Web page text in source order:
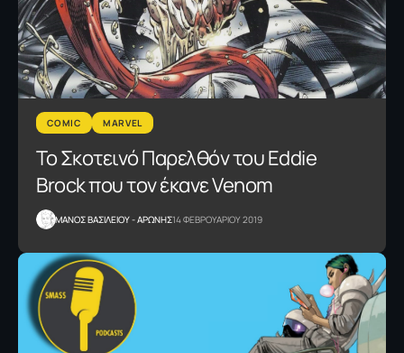
COMIC MARVEL
Το Σκοτεινό Παρελθόν του Eddie
Brock που τον έκανε Venom
ΜΑΝΟΣ ΒΑΣΙΛΕΙΟΥ - ΑΡΩΝΗΣ14 ΦΕΒΡΟΥΑΡΙΟΥ 2019